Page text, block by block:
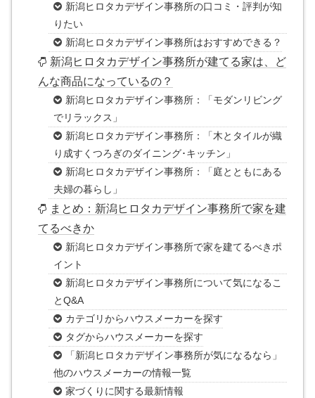
新潟ヒロタカデザイン事務所の口コミ・評判が知
りたい
新潟ヒロタカデザイン事務所はおすすめできる？
新潟ヒロタカデザイン事務所が建てる家は、ど
んな商品になっているの？
新潟ヒロタカデザイン事務所：「モダンリビング
でリラックス」
新潟ヒロタカデザイン事務所：「木とタイルが織
り成すくつろぎのダイニング･キッチン」
新潟ヒロタカデザイン事務所：「庭とともにある
夫婦の暮らし」
まとめ：新潟ヒロタカデザイン事務所で家を建
てるべきか
新潟ヒロタカデザイン事務所で家を建てるべきポ
イント
新潟ヒロタカデザイン事務所について気になるこ
とQ&A
カテゴリからハウスメーカーを探す
タグからハウスメーカーを探す
「新潟ヒロタカデザイン事務所が気になるなら」
他のハウスメーカーの情報一覧
家づくりに関する最新情報